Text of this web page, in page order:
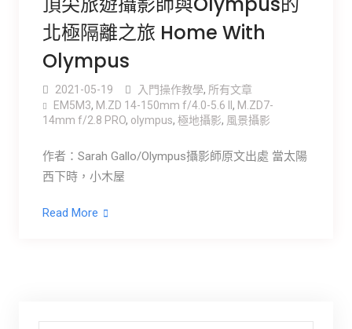
北極隔離之旅 Home With
Olympus
2021-05-19 入門操作教學, 所有文章
EM5M3, M.ZD 14-150mm f/4.0-5.6 ll , M.ZD7-
14mm f/2.8 PRO, olympus, 極地攝影, 風景攝影
作者：Sarah Gallo/Olympus攝影師原文出處 當太陽
西下時，小木屋
Read More